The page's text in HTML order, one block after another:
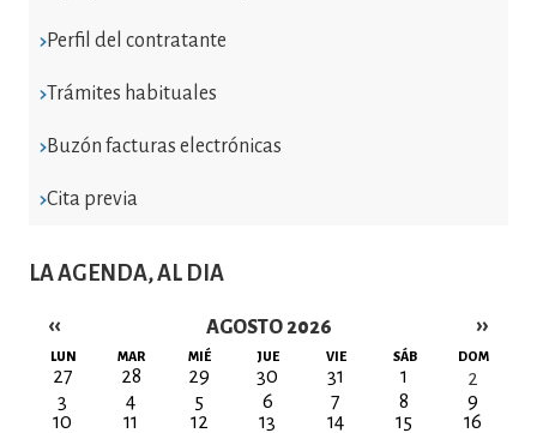
Perfil del contratante
Trámites habituales
Buzón facturas electrónicas
Cita previa
LA AGENDA, AL DIA
AGOSTO 2026
Paginación
‹‹ ››
LUN MAR MIÉ JUE VIE SÁB DOM
27 28 29 30 31 1
2
3
4 5 6 7 8
9
10
11 12 13 14 15
16